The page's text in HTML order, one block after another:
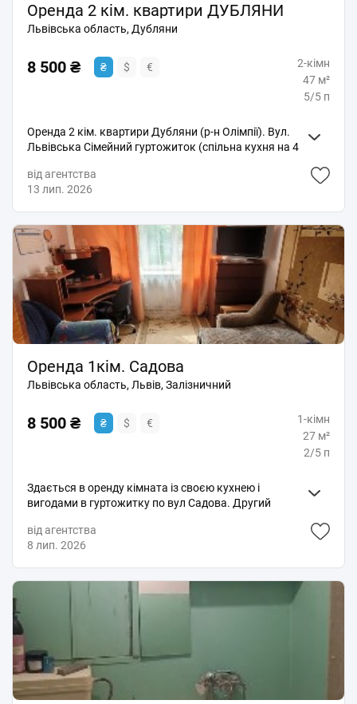
Оренда 2 кім. квартири ДУБЛЯНИ
Львівська область, Дубляни
8 500 ₴ ₴ $ €
2-кімн
47 м²
5/5 п
Оренда 2 кім. квартири Дубляни (р-н Олімпії). Вул.
Львівська Сімейний гуртожиток (спільна кухня на 4
квартирі житловий стан. Є вся необхідна побутова
техніка та меблі (2 розкладні дивани). Засклений
по домовленості. Ціна 8500 грн + КП Пропозиція від
АН
від агентства
13 лип. 2026
Оренда 1кім. Садова
Львівська область, Львів, Залізничний
8 500 ₴ ₴ $ €
1-кімн
27 м²
2/5 п
Здається в оренду кімната із своєю кухнею і
вигодами в гуртожитку по вул Садова. Другий
Хороша локація, поруч ринок, магазини, зупинка
транспорту. Без сп
від агентства
8 лип. 2026